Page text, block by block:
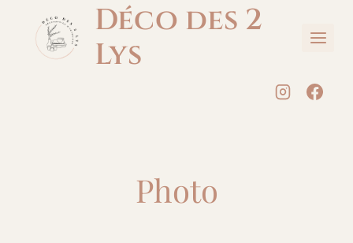
contenu
Déco des 2
Lys
Photo